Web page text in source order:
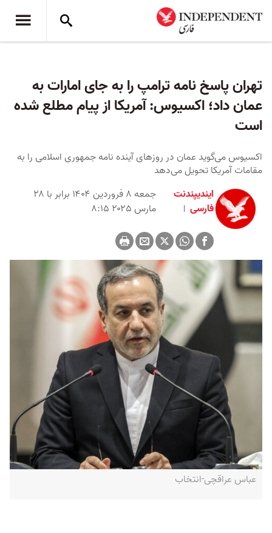
تهران پاسخ نامه ترامپ را به جای امارات به
عمان داد؛ اکسیوس: آمریکا از پیام مطلع شده
است
اکسیوس می‌گوید عمان در روزهای آینده نامه جمهوری اسلامی را به
مقامات آمریکا تحویل می‌دهد
ایندیپندنت
فارسی
جمعه ۸ فروردین ۱۴۰۴ برابر با ۲۸
مارس ۲۰۲۵ ۸:۱۵
عباس عراقچی-انتخاب